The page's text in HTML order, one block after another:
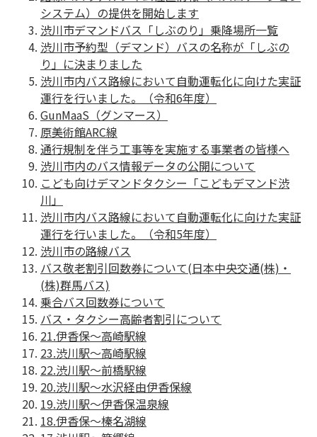
システム）の提供を開始します
渋川市デマンドバス「しぶのり」乗降場所一覧
渋川市予約型（デマンド）バスの名称が「しぶの
り」に決まりました
渋川市内バス路線において自動運転化に向けた実証
運行を行いました。（令和6年度）
GunMaaS（グンマース）
原美術館ARC線
通行規制を伴う工事等を実施する事業者の皆様へ
渋川市内のバス情報データの公開について
こども向けデマンドタクシー「こどもデマンド渋
川」
渋川市内バス路線において自動運転化に向けた実証
運行を行いました。（令和5年度）
渋川市の路線バス
バス敬老割引回数券について(日本中央交通(株)・
(株)群馬バス)
乗合バス回数券について
バス・タクシー高齢者割引について
21.伊香保～高崎駅線
23.渋川駅～高崎駅線
22.渋川駅～前橋駅線
20.渋川駅～水沢経由伊香保線
19.渋川駅～伊香保温泉線
18.伊香保～榛名湖線